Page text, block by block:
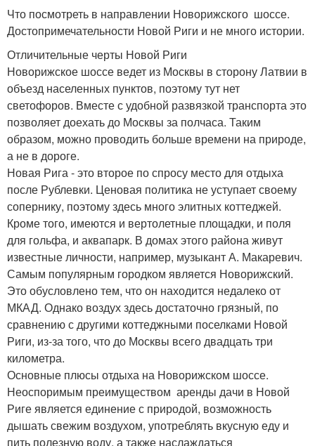
Что посмотреть в направлении Новорижского шоссе.
Достопримечательности Новой Риги и не много истории.
Отличительные черты Новой Риги
Новорижское шоссе ведет из Москвы в сторону Латвии в
объезд населенных пунктов, поэтому тут нет
светофоров. Вместе с удобной развязкой транспорта это
позволяет доехать до Москвы за полчаса. Таким
образом, можно проводить больше времени на природе,
а не в дороге.
Новая Рига - это второе по спросу место для отдыха
после Рублевки. Ценовая политика не уступает своему
сопернику, поэтому здесь много элитных коттеджей.
Кроме того, имеются и вертолетные площадки, и поля
для гольфа, и аквапарк. В домах этого района живут
известные личности, например, музыкант А. Макаревич.
Самым популярным городком является Новорижский.
Это обусловлено тем, что он находится недалеко от
МКАД. Однако воздух здесь достаточно грязный, по
сравнению с другими коттеджными поселками Новой
Риги, из-за того, что до Москвы всего двадцать три
километра.
Основные плюсы отдыха на Новорижском шоссе.
Неоспоримым преимуществом аренды дачи в Новой
Риге является единение с природой, возможность
дышать свежим воздухом, употреблять вкусную еду и
пить полезную воду, а также наслаждаться